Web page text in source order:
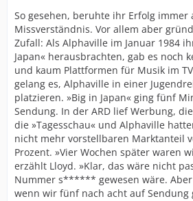
So gesehen, beruhte ihr Erfolg immer
Missverständnis. Vor allem aber
Zufall: Als Alphaville im Januar 1984
Japan« herausbrachten, gab es noch
und kaum Plattformen für Musik im
gelang es, Alphaville in einer
platzieren. »Big in Japan« ging fünf
Sendung. In der ARD lief Werbung,
die »Tagesschau« und Alphaville
nicht mehr vorstellbaren Marktanteil
Prozent. »Vier Wochen später waren
erzählt Lloyd. »Klar, das wäre nicht
Nummer s****** gewesen wäre.
wenn wir fünf nach acht auf Sendung